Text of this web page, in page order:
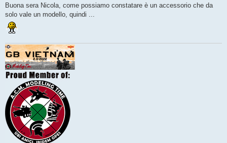
s
a
g
g
i
Buona sera Nicola, come possiamo constatare è un accessorio che da
solo vale un modello, quindi ...